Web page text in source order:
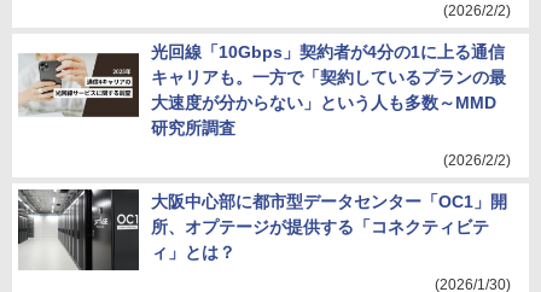
(2026/2/2)
光回線「10Gbps」契約者が4分の1に上る通信
キャリアも。一方で「契約しているプランの最
大速度が分からない」という人も多数～MMD
研究所調査
(2026/2/2)
大阪中心部に都市型データセンター「OC1」開
所、オプテージが提供する「コネクティビテ
ィ」とは？
(2026/1/30)